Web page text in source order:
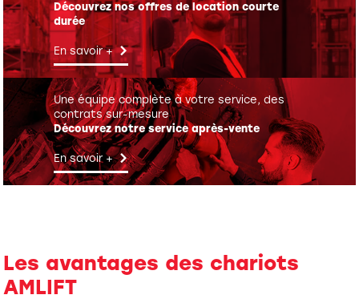
Découvrez nos offres de location courte
durée
En savoir +
Une équipe complète à votre service, des
contrats sur-mesure
Découvrez notre service après-vente
En savoir +
Les avantages des chariots
AMLIFT